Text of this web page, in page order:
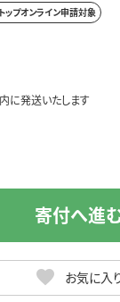
ップオンライン申請対象
に発送いたします
お気に入
寄付へ進